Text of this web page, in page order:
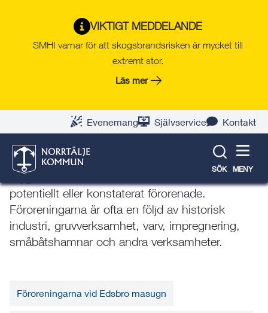
VIKTIGT MEDDELANDE
SMHI varnar för att skogsbrandsrisken är mycket till
extremt stor.
Läs mer
Evenemang Självservice Kontakt
SÖK MENY
Miljö och hälsa
Förorenad mark, massor och
avfall
I Stockholms län finns cirka 12 000 identifierade
förorenade områden. I Norrtälje kommun finns
drygt 800 områden som är identifierade som
potentiellt eller konstaterat förorenade.
Föroreningarna är ofta en följd av historisk
industri, gruvverksamhet, varv, impregnering,
småbåtshamnar och andra verksamheter.
Föroreningarna vid Edsbro masugn